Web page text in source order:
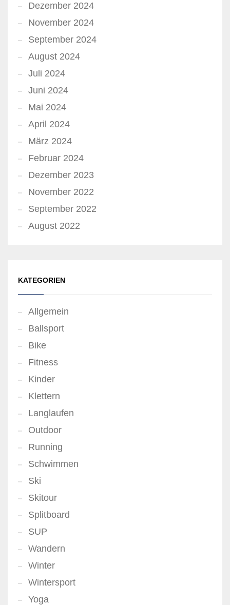
Dezember 2024
November 2024
September 2024
August 2024
Juli 2024
Juni 2024
Mai 2024
April 2024
März 2024
Februar 2024
Dezember 2023
November 2022
September 2022
August 2022
KATEGORIEN
Allgemein
Ballsport
Bike
Fitness
Kinder
Klettern
Langlaufen
Outdoor
Running
Schwimmen
Ski
Skitour
Splitboard
SUP
Wandern
Winter
Wintersport
Yoga